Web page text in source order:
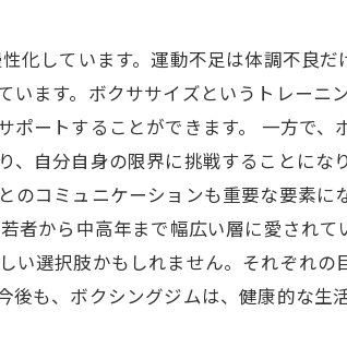
化しています。運動不足は体調不良だ
ます。ボクササイズというトレーニン
ートすることができます。 一方で、
自分自身の限界に挑戦することにな
コミュニケーションも重要な要素に
者から中高年まで幅広い層に愛されて
い選択肢かもしれません。それぞれの
も、ボクシングジムは、健康的な生